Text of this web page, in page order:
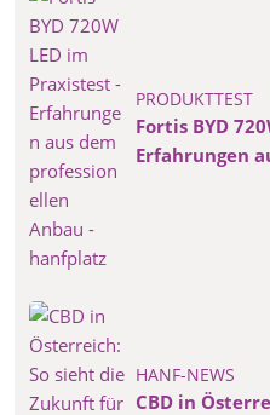
PRODUKTTEST
Fortis BYD
Erfahrungen
HANF-NEWS
CBD in